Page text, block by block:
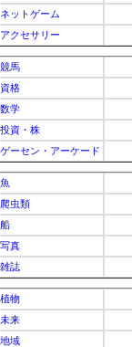
ネットゲーム
アクセサリー
競馬
資格
数学
投資・株
ゲーセン・アーケード
魚
爬虫類
船
写真
雑誌
植物
未来
地域